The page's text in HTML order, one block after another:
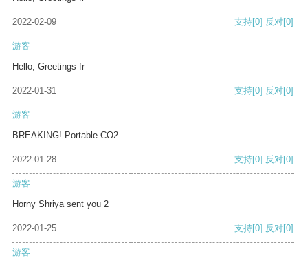
2022-02-09 支持[0] 反对[0]
游客
Hello, Greetings fr
2022-01-31 支持[0] 反对[0]
游客
BREAKING! Portable CO2
2022-01-28 支持[0] 反对[0]
游客
Horny Shriya sent you 2
2022-01-25 支持[0] 反对[0]
游客